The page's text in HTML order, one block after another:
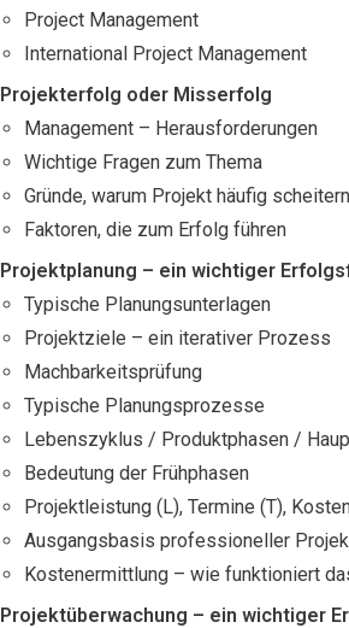
Project Management
International Project Management
Projekterfolg oder Misserfolg
Management – Herausforderungen
Wichtige Fragen zum Thema
Gründe, warum Projekt häufig scheitern
Faktoren, die zum Erfolg führen
Projektplanung – ein wichtiger
Typische Planungsunterlagen
Projektziele – ein iterativer Prozess
Machbarkeitsprüfung
Typische Planungsprozesse
Lebenszyklus / Produktphasen /
Bedeutung der Frühphasen
Projektleistung (L), Termine (T),
Ausgangsbasis professioneller
Kostenermittlung – wie funktioniert
Projektüberwachung – ein wichtiger